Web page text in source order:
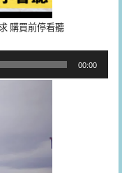
購買前停看聽
00:00